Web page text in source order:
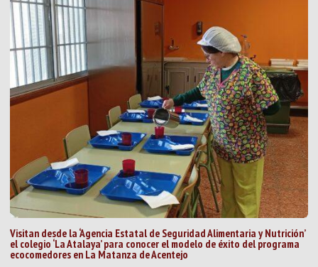
Visitan desde la ‘Agencia Estatal de Seguridad Alimentaria y Nutrición’
el colegio ‘La Atalaya’ para conocer el modelo de éxito del programa
ecocomedores en La Matanza de Acentejo